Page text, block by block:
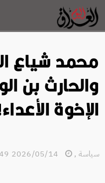
محمد شياع
والحارث بن
الإخوة
سياسة ,